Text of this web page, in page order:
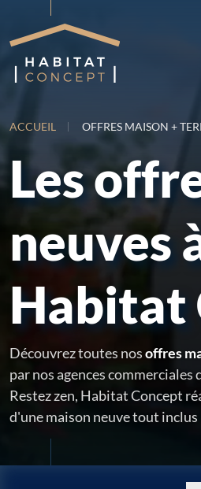
ACCUEIL OFFRES MAISON +
Les
neuves
Habitat
Découvrez toutes nosoffres
par nos agences
Restez zen, Habitat Concept
d'une maison neuve tout inclus